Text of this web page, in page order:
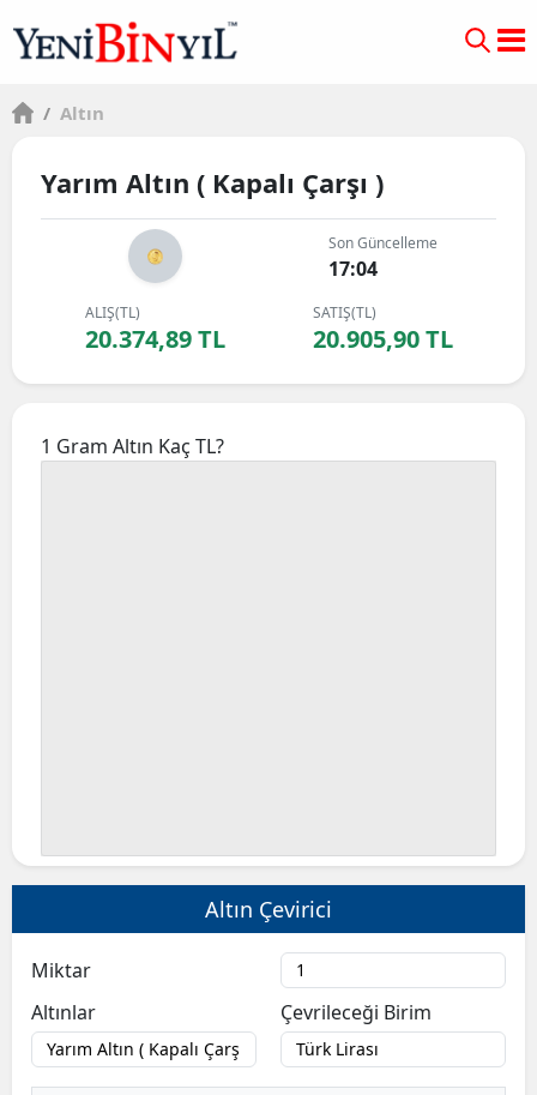
/ Altın
Yarım Altın ( Kapalı Çarşı )
Son Güncelleme
17:04
ALIŞ(TL)
20.374,89 TL
SATIŞ(TL)
20.905,90 TL
1 Gram Altın Kaç TL?
Altın Çevirici
Miktar
Altınlar
Çevrileceği Birim